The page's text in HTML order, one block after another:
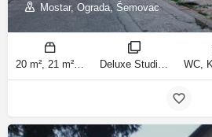
Mostar, Ograda, Šemovac